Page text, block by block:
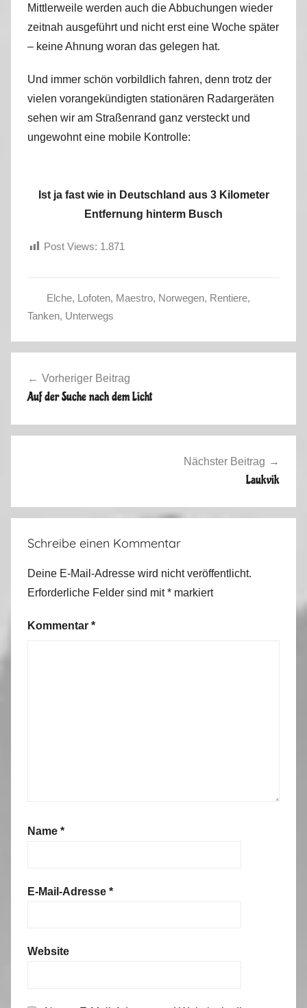
Mittlerweile werden auch die Abbuchungen wieder
zeitnah ausgeführt und nicht erst eine Woche später
– keine Ahnung woran das gelegen hat.
Und immer schön vorbildlich fahren, denn trotz der
vielen vorangekündigten stationären Radargeräten
sehen wir am Straßenrand ganz versteckt und
ungewohnt eine mobile Kontrolle:
Ist ja fast wie in Deutschland aus 3 Kilometer
Entfernung hinterm Busch
Post Views: 1.871
S
m
r
t
2
Elche, Lofoten, Maestro, Norwegen, Rentiere,
Tanken, Unterwegs
Vorheriger Beitrag
Auf der Suche nach dem Licht
Nächster Beitrag
Laukvik
Schreibe einen Kommentar
Deine E-Mail-Adresse wird nicht veröffentlicht.
Erforderliche Felder sind mit* markiert
Kommentar *
Name *
E-Mail-Adresse *
Website